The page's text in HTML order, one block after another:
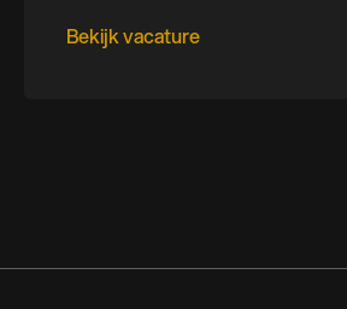
Bekijk vacature